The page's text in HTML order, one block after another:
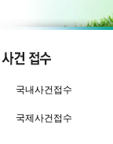
국내사건접수
국제사건접수